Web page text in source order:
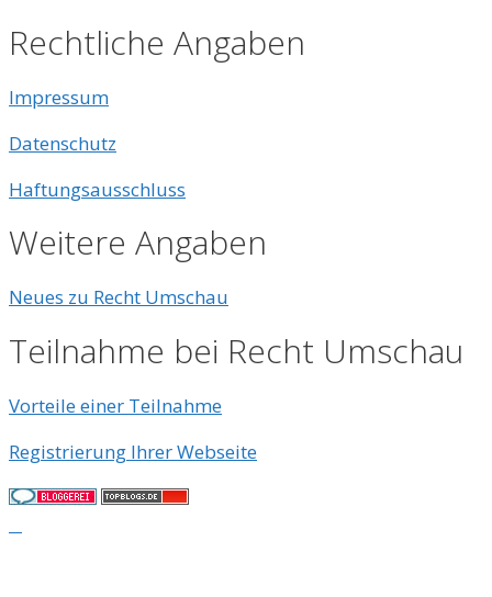
Rechtliche Angaben
Impressum
Datenschutz
Haftungsausschluss
Weitere Angaben
Neues zu Recht Umschau
Teilnahme bei Recht Umschau
Vorteile einer Teilnahme
Registrierung Ihrer Webseite